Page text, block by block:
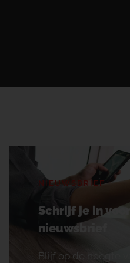
NIEUWSBRIEF
Schrijf je in
nieuwsbrief
Blijf op de hoogte